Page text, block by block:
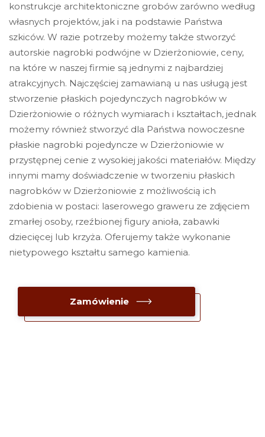
konstrukcje architektoniczne grobów zarówno według
własnych projektów, jak i na podstawie Państwa
szkiców. W razie potrzeby możemy także stworzyć
autorskie nagrobki podwójne w Dzierżoniowie, ceny,
na które w naszej firmie są jednymi z najbardziej
atrakcyjnych. Najczęściej zamawianą u nas usługą jest
stworzenie płaskich pojedynczych nagrobków w
Dzierżoniowie o różnych wymiarach i kształtach, jednak
możemy również stworzyć dla Państwa nowoczesne
płaskie nagrobki pojedyncze w Dzierżoniowie w
przystępnej cenie z wysokiej jakości materiałów. Między
innymi mamy doświadczenie w tworzeniu płaskich
nagrobków w Dzierżoniowie z możliwością ich
zdobienia w postaci: laserowego graweru ze zdjęciem
zmarłej osoby, rzeźbionej figury anioła, zabawki
dziecięcej lub krzyża. Oferujemy także wykonanie
nietypowego kształtu samego kamienia.
Zamówienie